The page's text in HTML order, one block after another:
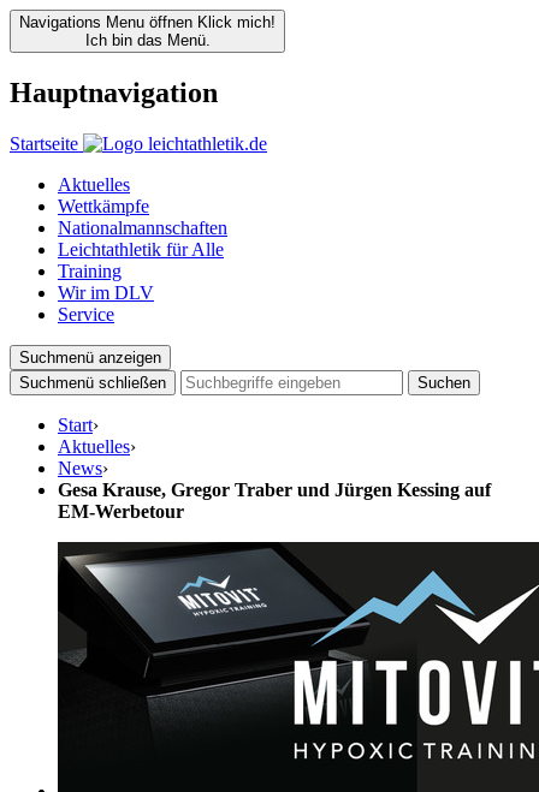
Navigations Menu öffnen Klick mich!
Ich bin das Menü.
Hauptnavigation
Startseite
Aktuelles
Wettkämpfe
Nationalmannschaften
Leichtathletik für Alle
Training
Wir im DLV
Service
Suchmenü anzeigen
Suchmenü schließen
Suchen
Start›
Aktuelles›
News›
Gesa Krause, Gregor Traber und Jürgen Kessing auf
EM-Werbetour